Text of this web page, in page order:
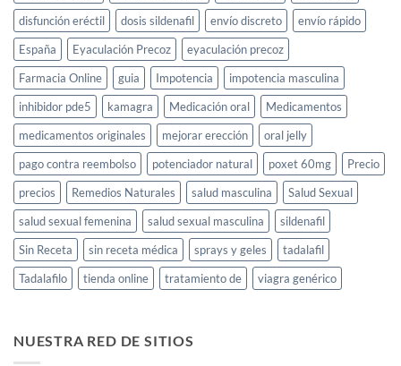
disfunción eréctil
dosis sildenafil envío discreto
envío rápido
España
Eyaculación Precoz
eyaculación precoz
Farmacia Online
guia Impotencia
impotencia masculina
inhibidor pde5
kamagra Medicación oral
Medicamentos
medicamentos originales
mejorar erección
oral jelly
pago contra reembolso
potenciador natural poxet 60mg
Precio
precios
Remedios Naturales salud masculina
Salud Sexual
salud sexual femenina
salud sexual masculina
sildenafil
Sin Receta
sin receta médica sprays y geles
tadalafil
Tadalafilo
tienda online tratamiento de viagra genérico
NUESTRA RED DE SITIOS